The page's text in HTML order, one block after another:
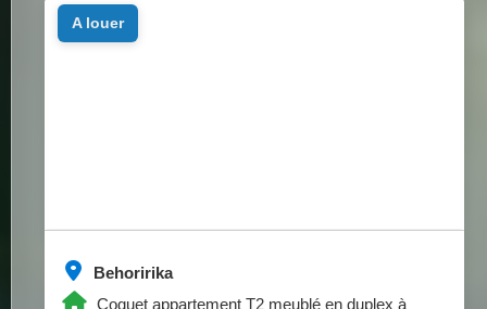
Behoririka
Coquet appartement T2 meublé en duplex à
a louer